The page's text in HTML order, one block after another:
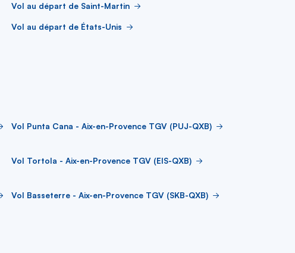
Vol au départ de Saint-Martin
Vol au départ de États-Unis
Vol Punta Cana - Aix-en-Provence TGV (PUJ-QXB)
Vol Tortola - Aix-en-Provence TGV (EIS-QXB)
Vol Basseterre - Aix-en-Provence TGV (SKB-QXB)